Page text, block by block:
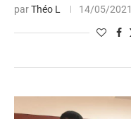
parThéo L 14/05/2021